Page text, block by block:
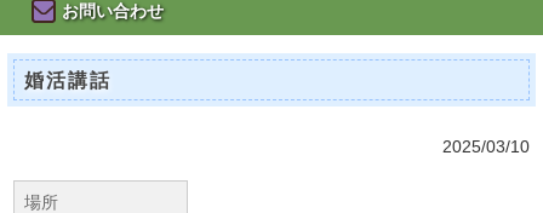
お問い合わせ
婚活講話
2025/03/10
場所